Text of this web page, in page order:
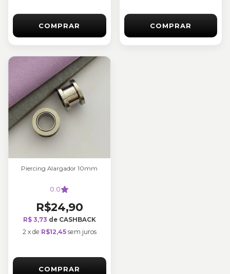
Piercing Alargador 10mm
0.0
R$24,90
R$ 3,73 de CASHBACK
2 x de R$12,45 sem juros